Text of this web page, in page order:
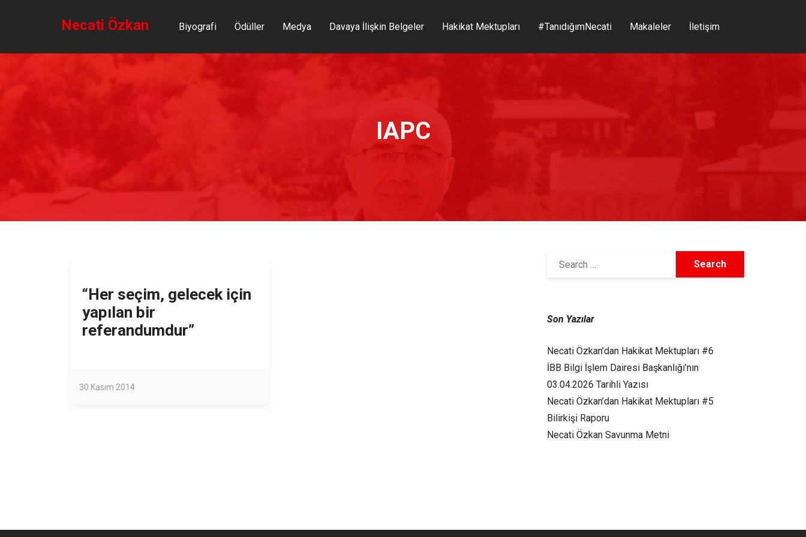
Necati Özkan Biyografi Ödüller Medya Davaya İlişkin Belgeler Hakikat Mektupları #TanıdığımNecati Makaleler İletişim
IAPC
“Her seçim, gelecek için
yapılan bir
referandumdur”
30 Kasım 2014
Son Yazılar
Necati Özkan’dan Hakikat Mektupları #6
İBB Bilgi İşlem Dairesi Başkanlığı’nın
03.04.2026 Tarihli Yazısı
Necati Özkan’dan Hakikat Mektupları #5
Bilirkişi Raporu
Necati Özkan Savunma Metni